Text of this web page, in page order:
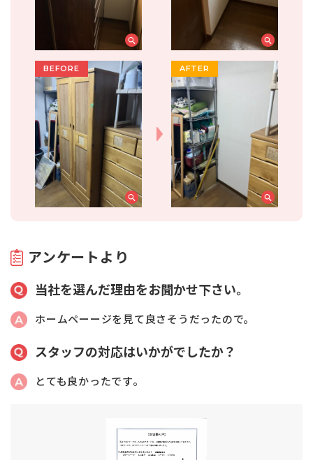
アンケートより
当社を選んだ理由をお聞かせ下さい。
ホームペーージを見て良さそうだったので。
スタッフの対応はいかがでしたか？
とても良かったです。